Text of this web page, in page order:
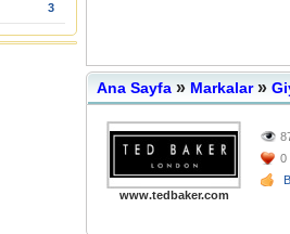
3
Ana Sayfa » Markalar»
www.tedbaker.com
0